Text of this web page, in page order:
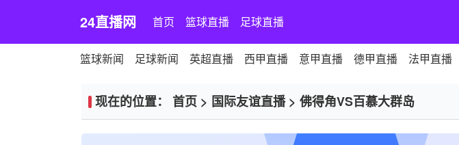
24直播网 首页 篮球直播 足球直播
篮球新闻 足球新闻 英超直播 西甲直播 意甲直播 德甲直播 法甲直播
现在的位置： 首页 > 国际友谊直播> 佛得角VS百慕大群岛